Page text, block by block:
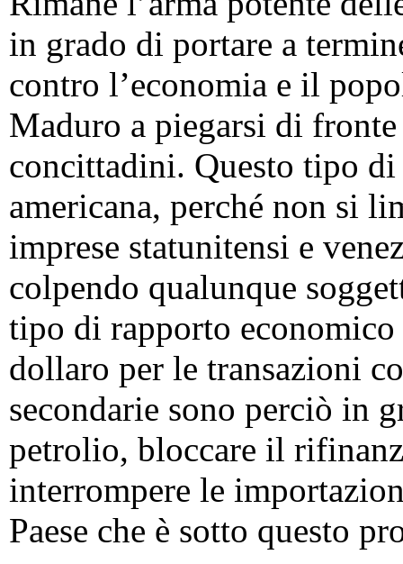
in grado di portare a
contro l’economia e il
Maduro a piegarsi di
concittadini. Questo tipo
americana, perché non si
imprese statunitensi e
colpendo qualunque
tipo di rapporto
dollaro per le transazioni
secondarie sono perciò in
petrolio, bloccare il
interrompere le
Paese che è sotto questo